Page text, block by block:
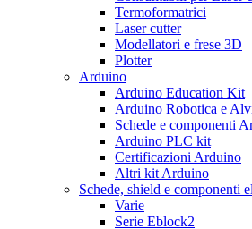
Termoformatrici
Laser cutter
Modellatori e frese 3D
Plotter
Arduino
Arduino Education Kit
Arduino Robotica e
Schede e componenti
Arduino PLC kit
Certificazioni Arduino
Altri kit Arduino
Schede, shield e componenti
Varie
Serie Eblock2